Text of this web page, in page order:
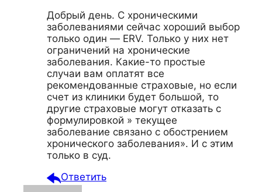
Добрый день. С хроническими
заболеваниями сейчас хороший выбор
только один — ERV. Только у них нет
ограничений на хронические
заболевания. Какие-то простые
случаи вам оплатят все
рекомендованные страховые, но если
счет из клиники будет большой, то
другие страховые могут отказать с
формулировкой » текущее
заболевание связано с обострением
хронического заболевания». И с этим
только в суд.
Ответить